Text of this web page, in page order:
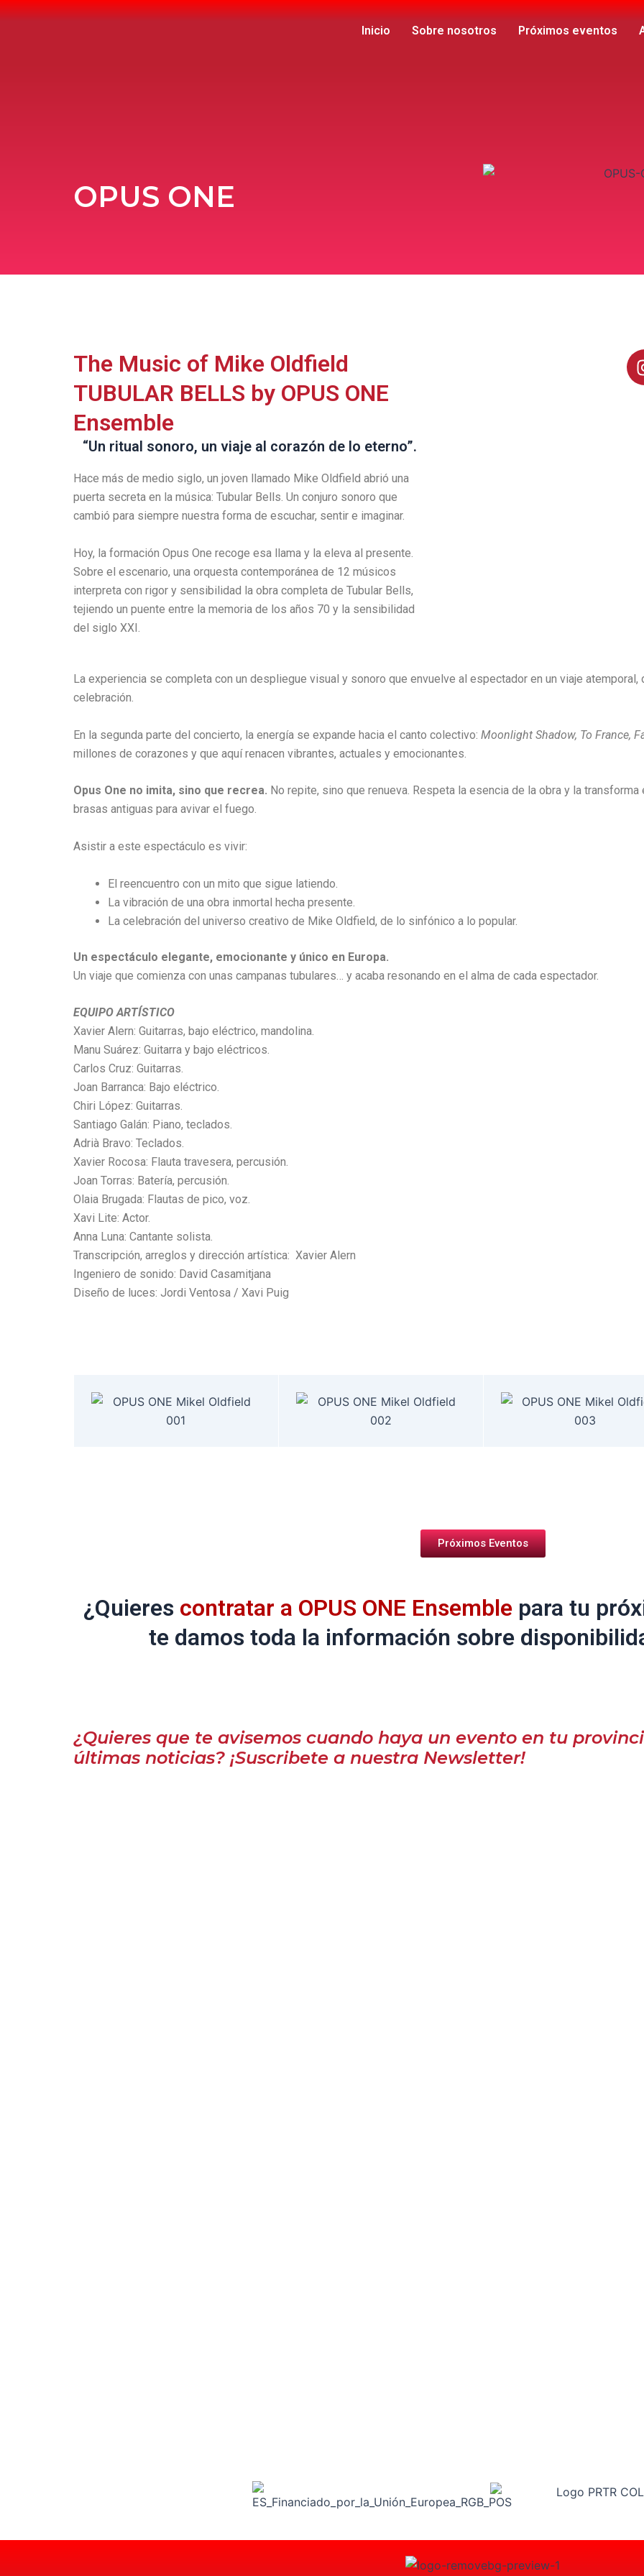
Ir
Inicio Sobre nosotros Próximos eventos
OPUS ONE
The Music of Mike Oldfield
TUBULAR BELLS by OPUS ONE
Ensemble
“Un ritual sonoro, un viaje al corazón de lo eterno”.
Hace más de medio siglo, un joven llamado Mike Oldfield abrió una
puerta secreta en la música: Tubular Bells. Un conjuro sonoro que
cambió para siempre nuestra forma de escuchar, sentir e imaginar.
Hoy, la formación Opus One recoge esa llama y la eleva al presente.
Sobre el escenario, una orquesta contemporánea de 12 músicos
interpreta con rigor y sensibilidad la obra completa de Tubular Bells,
tejiendo un puente entre la memoria de los años 70 y la sensibilidad
del siglo XXI.
La experiencia se completa con un despliegue visual y sonoro que envuelve al espectador en un viaje
celebración.
En la segunda parte del concierto, la energía se expande hacia el canto colectivo: Moonlight Shadow, To France,
millones de corazones y que aquí renacen vibrantes, actuales y emocionantes.
Opus One no imita, sino que recrea. No repite, sino que renueva. Respeta la esencia de la obra y la transforma
brasas antiguas para avivar el fuego.
Asistir a este espectáculo es vivir:
El reencuentro con un mito que sigue latiendo.
La vibración de una obra inmortal hecha presente.
La celebración del universo creativo de Mike Oldfield, de lo sinfónico a lo popular.
Un espectáculo elegante, emocionante y único en Europa.
Un viaje que comienza con unas campanas tubulares… y acaba resonando en el alma de cada espectador.
EQUIPO ARTÍSTICO
Xavier Alern: Guitarras, bajo eléctrico, mandolina.
Manu Suárez: Guitarra y bajo eléctricos.
Carlos Cruz: Guitarras.
Joan Barranca: Bajo eléctrico.
Chiri López: Guitarras.
Santiago Galán: Piano, teclados.
Adrià Bravo: Teclados.
Xavier Rocosa: Flauta travesera, percusión.
Joan Torras: Batería, percusión.
Olaia Brugada: Flautas de pico, voz.
Xavi Lite: Actor.
Anna Luna: Cantante solista.
Transcripción, arreglos y dirección artística: Xavier Alern
Ingeniero de sonido: David Casamitjana
Diseño de luces: Jordi Ventosa / Xavi Puig
Próximos Eventos
¿Quieres contratar a OPUS ONE Ensemblepara tu
te damos toda la información sobre
¿Quieres que te avisemos cuando haya un evento en tu
últimas noticias? ¡Suscribete a nuestra Newsletter!